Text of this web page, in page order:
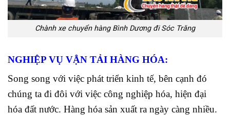
Chành xe chuyển hàng Bình Dương đi Sóc Trăng
NGHIỆP VỤ VẬN TẢI HÀNG HÓA:
Song song với việc phát triển kinh tế, bên cạnh đó
chúng ta đi đôi với việc công nghiệp hóa, hiện đại
hóa đất nước. Hàng hóa sản xuất ra ngày càng nhiều.